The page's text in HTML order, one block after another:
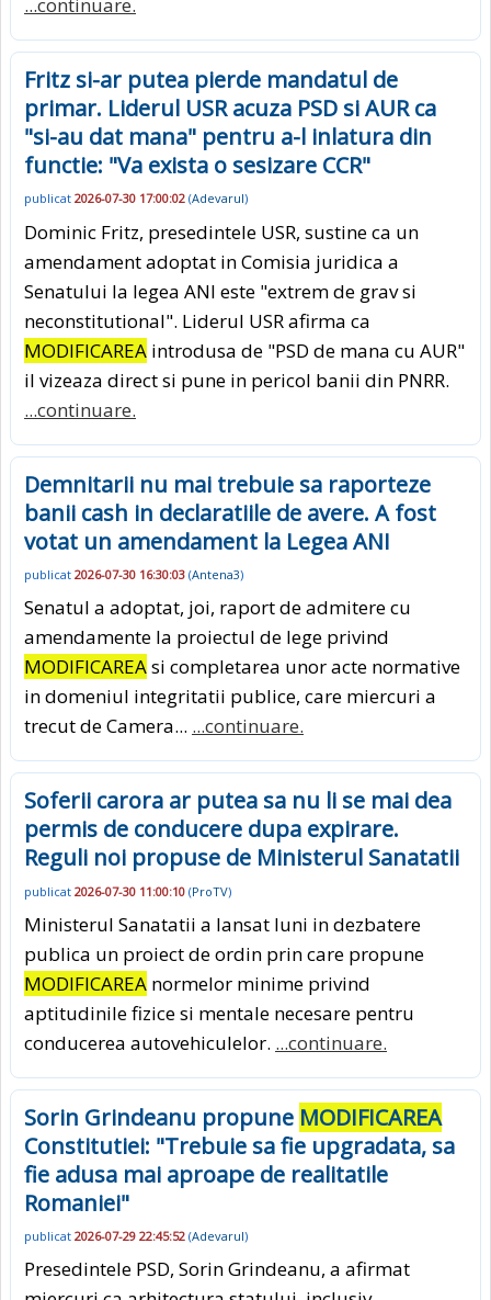
Fritz si-ar putea pierde mandatul de
primar. Liderul USR acuza PSD si AUR ca
"si-au dat mana" pentru a-l inlatura din
functie: "Va exista o sesizare CCR"
publicat 2026-07-30 17:00:02 (Adevarul)
Dominic Fritz, presedintele USR, sustine ca un
amendament adoptat in Comisia juridica a
Senatului la legea ANI este "extrem de grav si
neconstitutional". Liderul USR afirma ca
MODIFICAREA introdusa de "PSD de mana cu AUR"
il vizeaza direct si pune in pericol banii din PNRR.
...continuare.
Demnitarii nu mai trebuie sa raporteze
banii cash in declaratiile de avere. A fost
votat un amendament la Legea ANI
publicat 2026-07-30 16:30:03 (Antena3)
Senatul a adoptat, joi, raport de admitere cu
amendamente la proiectul de lege privind
MODIFICAREAsi completarea unor acte normative
in domeniul integritatii publice, care miercuri a
trecut de Camera... ...continuare.
Soferii carora ar putea sa nu li se mai dea
permis de conducere dupa expirare.
Reguli noi propuse de Ministerul Sanatatii
publicat 2026-07-30 11:00:10 (ProTV)
Ministerul Sanatatii a lansat luni in dezbatere
publica un proiect de ordin prin care propune
MODIFICAREA normelor minime privind
aptitudinile fizice si mentale necesare pentru
conducerea autovehiculelor. ...continuare.
Sorin Grindeanu propune MODIFICAREA
Constitutiei: "Trebuie sa fie upgradata, sa
fie adusa mai aproape de realitatile
Romaniei"
publicat 2026-07-29 22:45:52 (Adevarul)
Presedintele PSD, Sorin Grindeanu, a afirmat